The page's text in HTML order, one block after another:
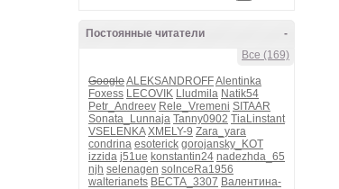
-
Постоянные читатели
Все (169)
GoogleALEKSANDROFFAlentinka
Foxess LECOVIK Lludmila Natik54
Petr_Andreev Rele_Vremeni SITAAR
Sonata_Lunnaja Tanny0902 TiaLinstant
VSELENKA XMELY-9 Zara_yara
condrina esoterick gorojansky_KOT
izzida j51ue konstantin24 nadezhda_65
njh selenagen solnceRa1956
walterianets ВЕСТА_3307 Валентина-